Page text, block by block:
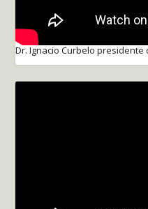
Dr. Ignacio Curbelo presidente